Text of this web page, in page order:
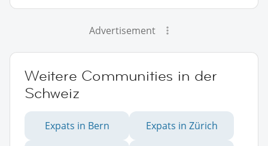
Advertisement
Weitere Communities in der
Schweiz
Expats in Bern Expats in Zürich